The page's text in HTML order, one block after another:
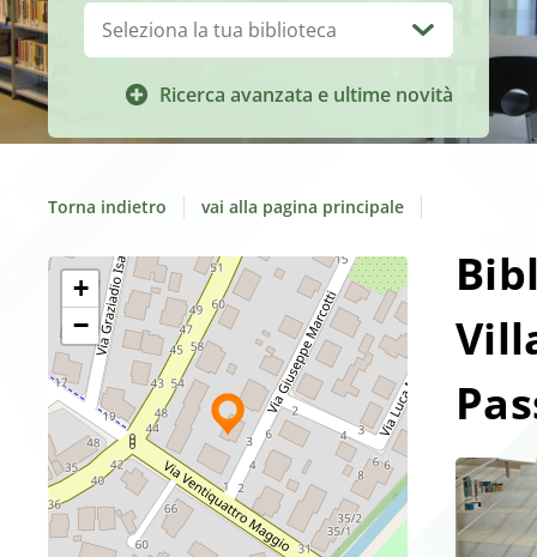
Ricerca avanzata e ultime novità
Biblioteca:
Torna indietro vai alla pagina principale
+
−